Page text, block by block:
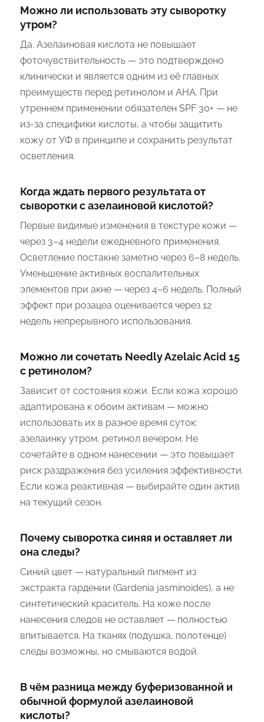
Можно ли использовать эту сыворотку
утром?
Да. Азелаиновая кислота не повышает
фоточувствительность — это подтверждено
клинически и является одним из её главных
преимуществ перед ретинолом и AHA. При
утреннем применении обязателен SPF 30+ — не
из-за специфики кислоты, а чтобы защитить
кожу от УФ в принципе и сохранить результат
осветления.
Когда ждать первого результата от
сыворотки с азелаиновой кислотой?
Первые видимые изменения в текстуре кожи —
через 3–4 недели ежедневного применения.
Осветление постакне заметно через 6–8 недель.
Уменьшение активных воспалительных
элементов при акне — через 4–6 недель. Полный
эффект при розацеа оценивается через 12
недель непрерывного использования.
Можно ли сочетать Needly Azelaic Acid 15
с ретинолом?
Зависит от состояния кожи. Если кожа хорошо
адаптирована к обоим активам — можно
использовать их в разное время суток:
азелаинку утром, ретинол вечером. Не
сочетайте в одном нанесении — это повышает
риск раздражения без усиления эффективности.
Если кожа реактивная — выбирайте один актив
на текущий сезон.
Почему сыворотка синяя и оставляет ли
она следы?
Синий цвет — натуральный пигмент из
экстракта гардении (Gardenia jasminoides), а не
синтетический краситель. На коже после
нанесения следов не оставляет — полностью
впитывается. На тканях (подушка, полотенце)
следы возможны, но смываются водой.
В чём разница между буферизованной и
обычной формулой азелаиновой
кислоты?